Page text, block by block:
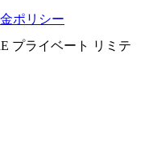
ポリシー
プライベート リミテ